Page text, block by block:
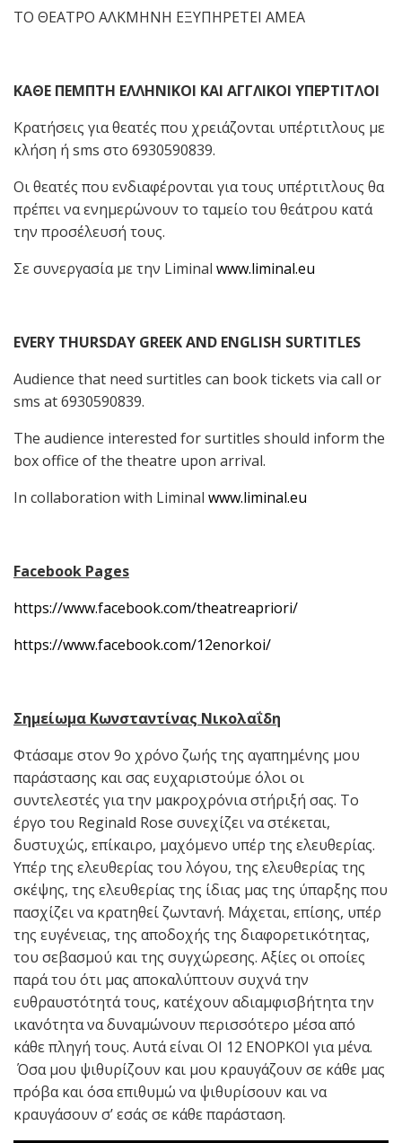
ΤΟ ΘΕΑΤΡΟ ΑΛΚΜΗΝΗ ΕΞΥΠΗΡΕΤΕΙ ΑΜΕΑ
ΚΑΘΕ ΠΕΜΠΤΗ ΕΛΛΗΝΙΚΟΙ ΚΑΙ ΑΓΓΛΙΚΟΙ ΥΠΕΡΤΙΤΛΟΙ
Κρατήσεις για θεατές που χρειάζονται υπέρτιτλους με
κλήση ή sms στο 6930590839.
Οι θεατές που ενδιαφέρονται για τους υπέρτιτλους θα
πρέπει να ενημερώνουν το ταμείο του θεάτρου κατά
την προσέλευσή τους.
Σε συνεργασία με την Liminal www.liminal.eu
EVERY THURSDAY GREEK AND ENGLISH SURTITLES
Audience that need surtitles can book tickets via call or
sms at 6930590839.
Τhe audience interested for surtitles should inform the
box office of the theatre upon arrival.
In collaboration with Liminal www.liminal.eu
Facebook Pages
https://www.facebook.com/theatreapriori/
https://www.facebook.com/12enorkoi/
Σημείωμα Κωνσταντίνας Νικολαΐδη
Φτάσαμε στον 9ο χρόνο ζωής της αγαπημένης μου
παράστασης και σας ευχαριστούμε όλοι οι
συντελεστές για την μακροχρόνια στήριξή σας. Το
έργο του Reginald Rose συνεχίζει να στέκεται,
δυστυχώς, επίκαιρο, μαχόμενο υπέρ της ελευθερίας.
Υπέρ της ελευθερίας του λόγου, της ελευθερίας της
σκέψης, της ελευθερίας της ίδιας μας της ύπαρξης που
πασχίζει να κρατηθεί ζωντανή. Μάχεται, επίσης, υπέρ
της ευγένειας, της αποδοχής της διαφορετικότητας,
του σεβασμού και της συγχώρεσης. Αξίες οι οποίες
παρά του ότι μας αποκαλύπτουν συχνά την
ευθραυστότητά τους, κατέχουν αδιαμφισβήτητα την
ικανότητα να δυναμώνουν περισσότερο μέσα από
κάθε πληγή τους. Αυτά είναι ΟΙ 12 ΕΝΟΡΚΟΙ για μένα.
Όσα μου ψιθυρίζουν και μου κραυγάζουν σε κάθε μας
πρόβα και όσα επιθυμώ να ψιθυρίσουν και να
κραυγάσουν σ’ εσάς σε κάθε παράσταση.